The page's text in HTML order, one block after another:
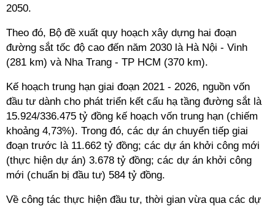
2050.
Theo đó, Bộ đề xuất quy hoạch xây dựng hai đoạn
đường sắt tốc độ cao đến năm 2030 là Hà Nội - Vinh
(281 km) và Nha Trang - TP HCM (370 km).
Kế hoạch trung hạn giai đoạn 2021 - 2026, nguồn vốn
đầu tư dành cho phát triển kết cấu hạ tầng đường sắt là
15.924/336.475 tỷ đồng kế hoạch vốn trung hạn (chiếm
khoảng 4,73%). Trong đó, các dự án chuyển tiếp giai
đoạn trước là 11.662 tỷ đồng; các dự án khởi công mới
(thực hiện dự án) 3.678 tỷ đồng; các dự án khởi công
mới (chuẩn bị đầu tư) 584 tỷ đồng.
Về công tác thực hiện đầu tư, thời gian vừa qua các dự